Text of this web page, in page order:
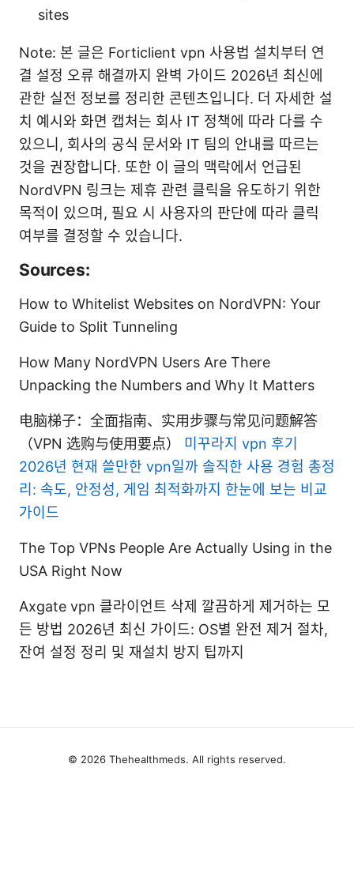
sites
Note: 본 글은 Forticlient vpn 사용법 설치부터 연
결 설정 오류 해결까지 완벽 가이드 2026년 최신에
관한 실전 정보를 정리한 콘텐츠입니다. 더 자세한 설
치 예시와 화면 캡처는 회사 IT 정책에 따라 다를 수
있으니, 회사의 공식 문서와 IT 팀의 안내를 따르는
것을 권장합니다. 또한 이 글의 맥락에서 언급된
NordVPN 링크는 제휴 관련 클릭을 유도하기 위한
목적이 있으며, 필요 시 사용자의 판단에 따라 클릭
여부를 결정할 수 있습니다.
Sources:
How to Whitelist Websites on NordVPN: Your
Guide to Split Tunneling
How Many NordVPN Users Are There
Unpacking the Numbers and Why It Matters
电脑梯子：全面指南、实用步骤与常见问题解答
（VPN 选购与使用要点） 미꾸라지 vpn 후기
2026년 현재 쓸만한 vpn일까 솔직한 사용 경험 총정
리: 속도, 안정성, 게임 최적화까지 한눈에 보는 비교
가이드
The Top VPNs People Are Actually Using in the
USA Right Now
Axgate vpn 클라이언트 삭제 깔끔하게 제거하는 모
든 방법 2026년 최신 가이드: OS별 완전 제거 절차,
잔여 설정 정리 및 재설치 방지 팁까지
© 2026 Thehealthmeds. All rights reserved.